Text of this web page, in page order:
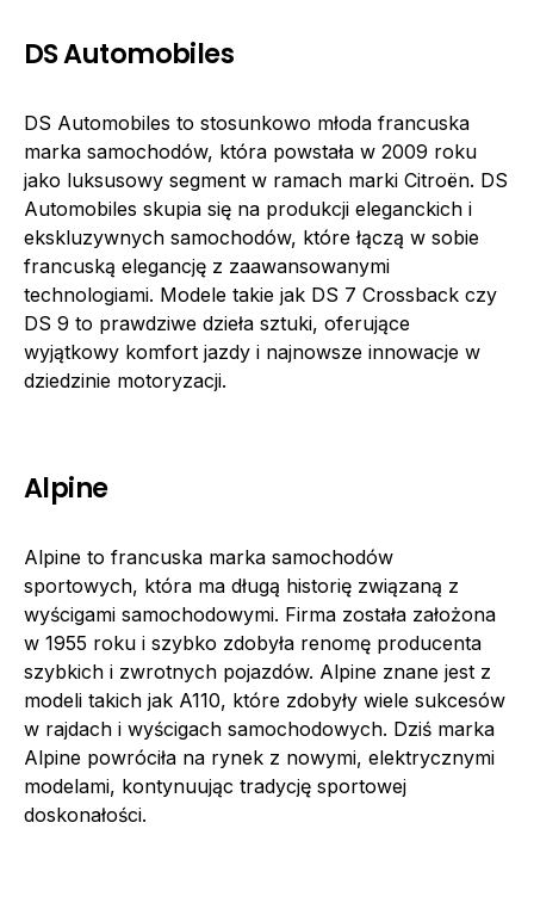
DS Automobiles
DS Automobiles to stosunkowo młoda francuska
marka samochodów, która powstała w 2009 roku
jako luksusowy segment w ramach marki Citroën. DS
Automobiles skupia się na produkcji eleganckich i
ekskluzywnych samochodów, które łączą w sobie
francuską elegancję z zaawansowanymi
technologiami. Modele takie jak DS 7 Crossback czy
DS 9 to prawdziwe dzieła sztuki, oferujące
wyjątkowy komfort jazdy i najnowsze innowacje w
dziedzinie motoryzacji.
Alpine
Alpine to francuska marka samochodów
sportowych, która ma długą historię związaną z
wyścigami samochodowymi. Firma została założona
w 1955 roku i szybko zdobyła renomę producenta
szybkich i zwrotnych pojazdów. Alpine znane jest z
modeli takich jak A110, które zdobyły wiele sukcesów
w rajdach i wyścigach samochodowych. Dziś marka
Alpine powróciła na rynek z nowymi, elektrycznymi
modelami, kontynuując tradycję sportowej
doskonałości.